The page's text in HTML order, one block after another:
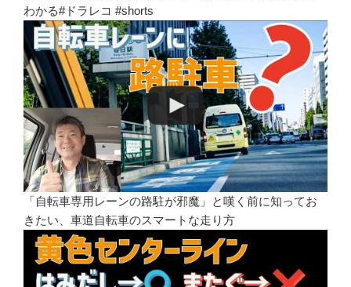
わかる#ドラレコ #shorts
「自転車専用レーンの路駐が邪魔」と嘆く前に知ってお
きたい、車道自転車のスマートな走り方